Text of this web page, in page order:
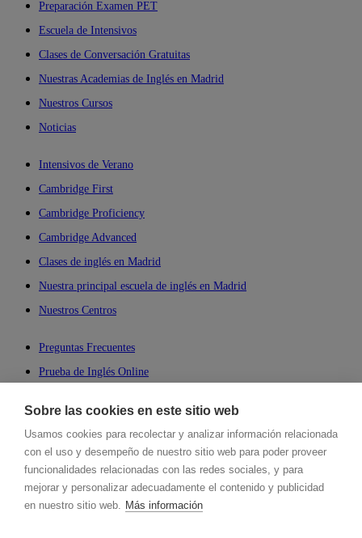
Preparación Examen PET
Escuela de Intensivos
Clases de Conversación Gratuitas
Nuestras Academias de Inglés en Madrid
Nuestros Cursos
Noticias
Intensivos de Verano
Cambridge First
Cambridge Proficiency
Cambridge Advanced
Clases de inglés en Madrid
Nuestra principal escuela de inglés en Madrid
Nuestros Centros
Preguntas Frecuentes
Prueba de Inglés Online
Inglés para Negocios
Cambridge Online School
Talking English School
Sobre las cookies en este sitio web
Usamos cookies para recolectar y analizar información relacionada
con el uso y desempeño de nuestro sitio web para poder proveer
funcionalidades relacionadas con las redes sociales, y para
mejorar y personalizar adecuadamente el contenido y publicidad
en nuestro sitio web. Más información